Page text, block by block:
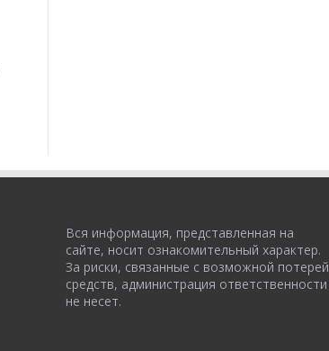
Вся информация, представленная на
сайте, носит ознакомительный характер.
За риски, связанные с возможной потерей
средств, администрация ответственности
не несет.